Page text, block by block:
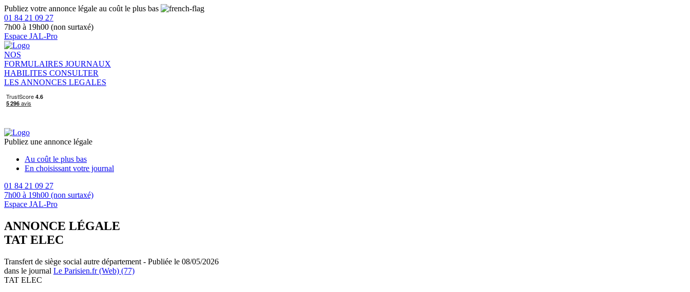
Publiez votre annonce légale au coût le plus bas
01 84 21 09 27
7h00 à 19h00 (non surtaxé)
Espace JAL-Pro
NOS
FORMULAIRES JOURNAUX
HABILITES CONSULTER
LES ANNONCES LEGALES
Publiez une annonce légale
Au coût le plus bas
En choisissant votre journal
01 84 21 09 27
7h00 à 19h00 (non surtaxé)
Espace JAL-Pro
ANNONCE LÉGALE
TAT ELEC
Transfert de siège social autre département - Publiée le 08/05/2026
dans le journal Le Parisien.fr (Web) (77)
TAT ELEC